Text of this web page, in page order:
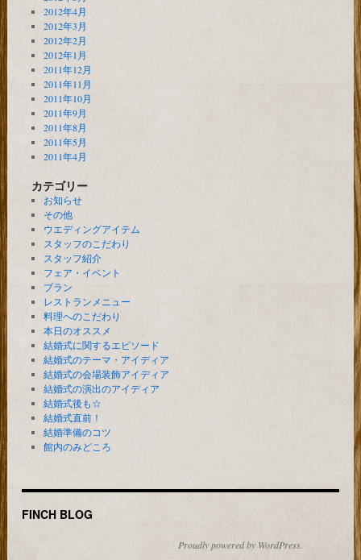
2012年4月
2012年3月
2012年2月
2012年1月
2011年12月
2011年11月
2011年10月
2011年9月
2011年8月
2011年5月
2011年4月
カテゴリー
お知らせ
その他
ウエディングアイテム
スタッフのこだわり
スタッフ紹介
フェア・イベント
プラン
レストランメニュー
料理へのこだわり
本日のオススメ
結婚式に関するエピソード
結婚式のテーマ・アイディア
結婚式の会場装飾アイディア
結婚式の演出のアイディア
結婚式後も☆
結婚式直前！
結婚準備のコツ
館内のみどころ
FINCH BLOG
Proudly powered by WordPress.